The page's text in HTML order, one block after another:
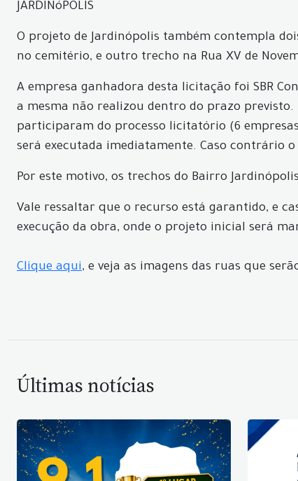
JARDINóPOLIS
O projeto de Jardinópolis também contempla
no cemitério, e outro trecho na Rua XV de
A empresa ganhadora desta licitação foi SBR
a mesma não realizou dentro do prazo
participaram do processo licitatório (6
será executada imediatamente. Caso contrário
Por este motivo, os trechos do Bairro
Vale ressaltar que o recurso está garantido, e
execução da obra, onde o projeto inicial será
Clique aqui, e veja as imagens das ruas que
Últimas notícias